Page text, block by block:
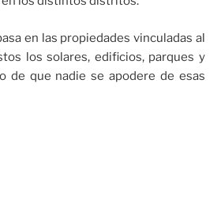
en las propiedades vinculadas al
los solares, edificios, parques y
de que nadie se apodere de esas